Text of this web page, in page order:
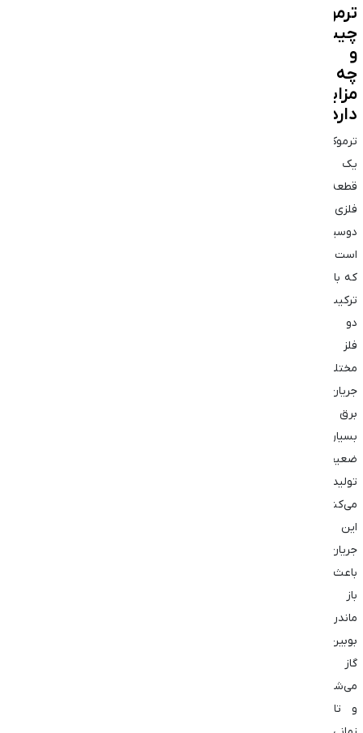
ترموکوپل
چیست
و
چه
مزایایی
دارد؟
ترموکوپل
یک
قطعه
فلزی
دو‌سیمی
است
که با
ترکیب
دو
فلز
مختلف
جریان
برق
بسیار
ضعیفی
تولید
می‌کند.
این
جریان
باعث
باز
ماندن
بوبین
گاز
می‌شود
و تا